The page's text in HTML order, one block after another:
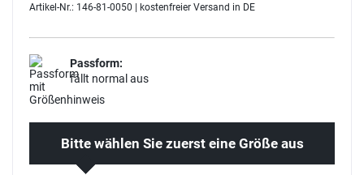
Artikel-Nr.: 146-81-0050 | kostenfreier Versand in DE
Passform:
fällt normal aus
Bitte wählen Sie zuerst eine Größe aus